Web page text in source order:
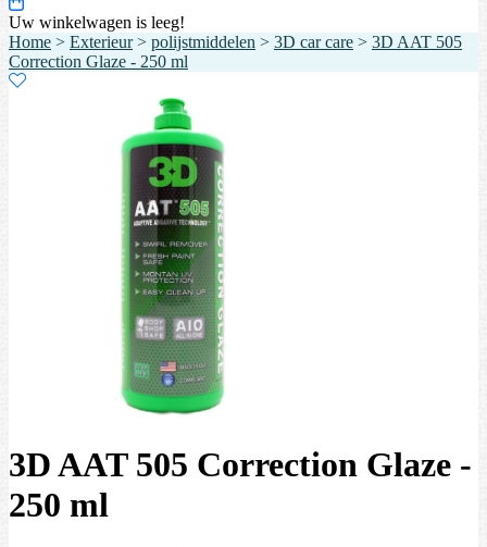
Uw winkelwagen is leeg!
Home > Exterieur> polijstmiddelen > 3D car care > 3D AAT 505
Correction Glaze - 250 ml
3D AAT 505 Correction Glaze -
250 ml